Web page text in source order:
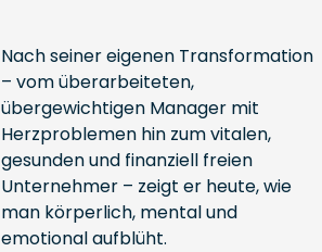
Nach seiner eigenen Transformation
– vom überarbeiteten,
übergewichtigen Manager mit
Herzproblemen hin zum vitalen,
gesunden und finanziell freien
Unternehmer – zeigt er heute, wie
man körperlich, mental und
emotional aufblüht.